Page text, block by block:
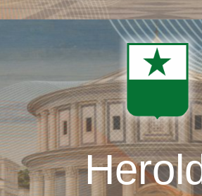
Skip